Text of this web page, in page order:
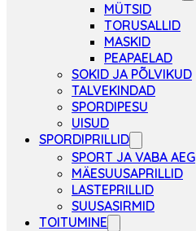
MÜTSID
TORUSALLID
MASKID
PEAPAELAD
SOKID JA PÕLVIKUD
TALVEKINDAD
SPORDIPESU
UISUD
SPORDIPRILLID
SPORT JA VABA AEG
MÄESUUSAPRILLID
LASTEPRILLID
SUUSASIRMID
TOITUMINE